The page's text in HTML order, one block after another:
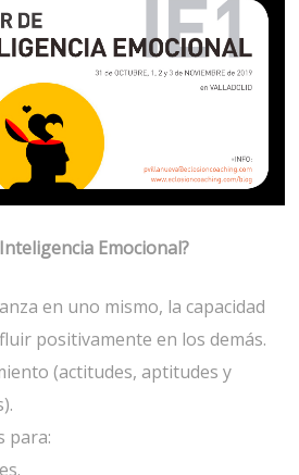
Emocional?
en uno mismo, la capacidad
positivamente en los demás.
(actitudes, aptitudes y
para: